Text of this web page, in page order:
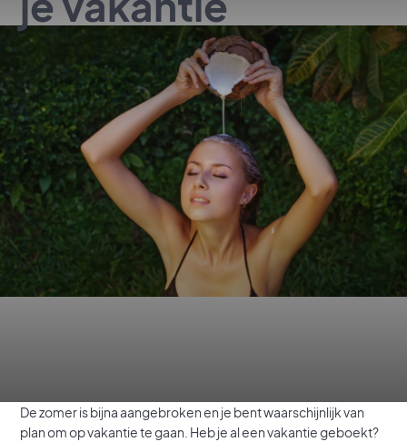
De zomer is bijna aangebroken en je bent waarschijnlijk van
plan om op vakantie te gaan. Heb je al een vakantie geboekt?